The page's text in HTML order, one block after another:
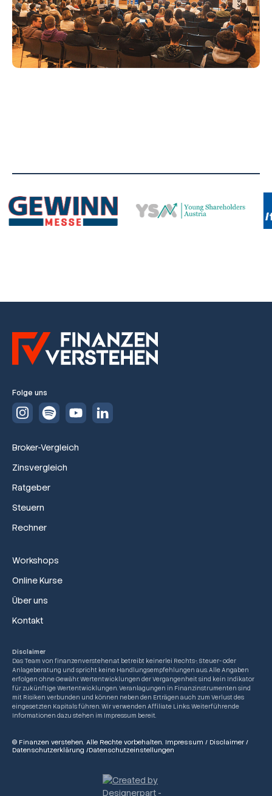
Folge uns
Broker-Vergleich
Zinsvergleich
Ratgeber
Steuern
Rechner
Workshops
Online Kurse
Über uns
Kontakt
Disclaimer
Das Team von finanzenverstehen.at betreibt keinerlei Rechts-, Steuer- oder
Anlageberatung und spricht keine Handlungsempfehlungen aus. Alle Angaben
erfolgen ohne Gewähr. Wertentwicklungen der Vergangenheit sind kein Indikator
für zukünftige Wertentwicklungen. Veranlagungen in Finanzinstrumenten sind
mit Risiken verbunden und können neben den Erträgen auch zum Verlust des
eingesetzten Kapitals führen. Wir verwenden Affiliate Links. Weiterführende
Informationen dazu stehen im Impressum bereit.
© Finanzen verstehen. Alle Rechte vorbehalten. Impressum / Disclaimer /
Datenschutzerklärung /Datenschutzeinstellungen